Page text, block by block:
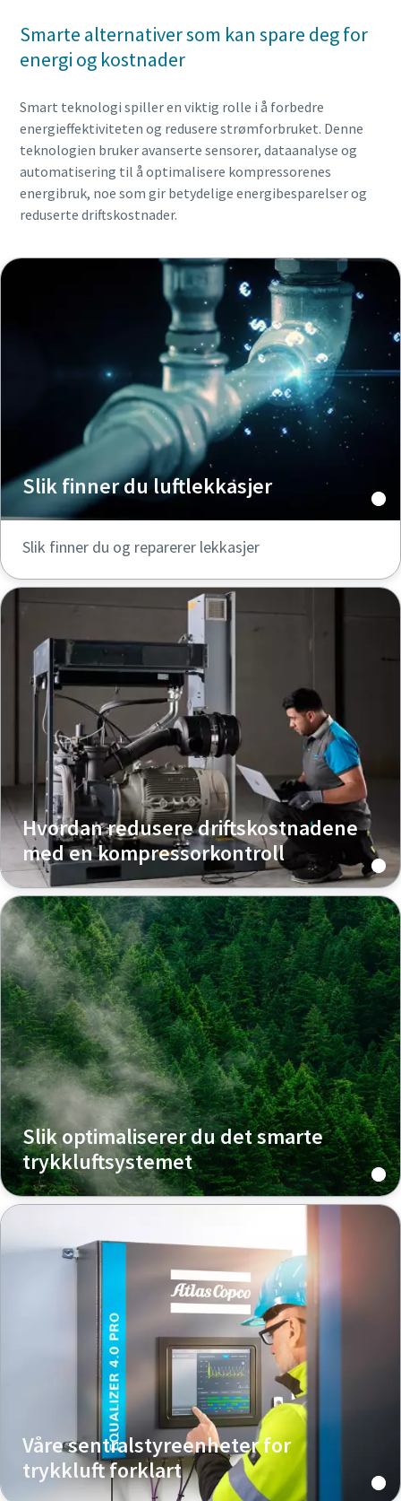
Smarte alternativer som kan spare deg for
energi og kostnader
Smart teknologi spiller en viktig rolle i å forbedre
energieffektiviteten og redusere strømforbruket. Denne
teknologien bruker avanserte sensorer, dataanalyse og
automatisering til å optimalisere kompressorenes
energibruk, noe som gir betydelige energibesparelser og
reduserte driftskostnader.
Slik finner du luftlekkasjer
Slik finner du og reparerer lekkasjer
Hvordan redusere driftskostnadene
med en kompressorkontroll
Slik optimaliserer du det smarte
trykkluftsystemet
Våre sentralstyreenheter for
trykkluft forklart